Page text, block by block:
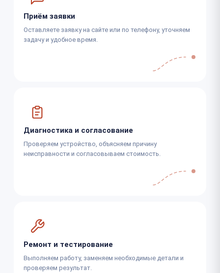
Приём заявки
Оставляете заявку на сайте или по телефону, уточняем
задачу и удобное время.
Диагностика и согласование
Проверяем устройство, объясняем причину
неисправности и согласовываем стоимость.
Ремонт и тестирование
Выполняем работу, заменяем необходимые детали и
проверяем результат.